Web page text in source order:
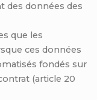
des données des
que les
ces données
fondés sur
(article 20